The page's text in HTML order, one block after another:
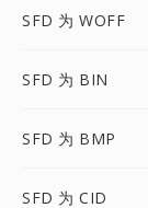
SFD 为 WOFF
SFD 为 BIN
SFD 为 BMP
SFD 为 CID